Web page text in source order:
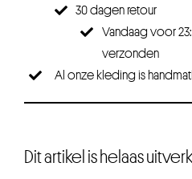
30 dagen retour
Vandaag voor
verzonden
Al onze kleding is
Dit artikel is helaas